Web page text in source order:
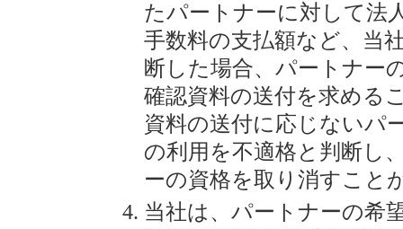
たパートナーに対して法
手数料の支払額など、当
断した場合、パートナー
確認資料の送付を求める
資料の送付に応じないパ
の利用を不適格と判断し
ーの資格を取り消すこと
当社は、パートナーの希